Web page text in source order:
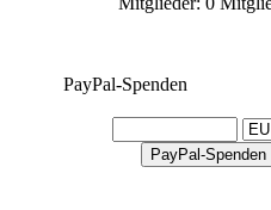
PayPal-Spenden